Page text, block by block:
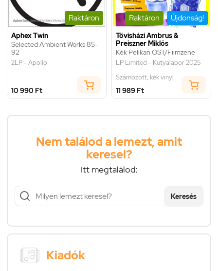
Raktáron
Aphex Twin
Selected Ambient Works 85-
92
2LP - Apollo
10 990 Ft
Raktáron Újdonság!
Tövisházi Ambrus &
Preiszner Miklós
Kék Pelikan OST/Filmzene
LP Limited - Kutyalabor 2025
Számozott, kék vinyl
11 989 Ft
Nem találod a lemezt, amit
keresel?
Itt megtalálod:
Keresés
Kiadók